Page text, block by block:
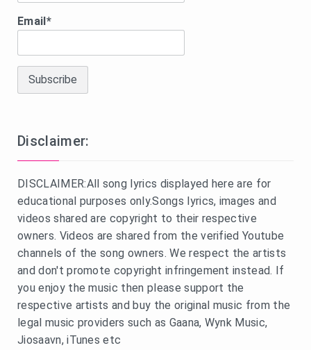
Email*
Disclaimer:
DISCLAIMER:All song lyrics displayed here are for
educational purposes only.Songs lyrics, images and
videos shared are copyright to their respective
owners. Videos are shared from the verified Youtube
channels of the song owners. We respect the artists
and don't promote copyright infringement instead. If
you enjoy the music then please support the
respective artists and buy the original music from the
legal music providers such as Gaana, Wynk Music,
Jiosaavn, iTunes etc